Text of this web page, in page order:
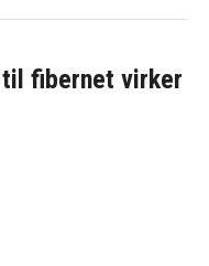
fibernet virker